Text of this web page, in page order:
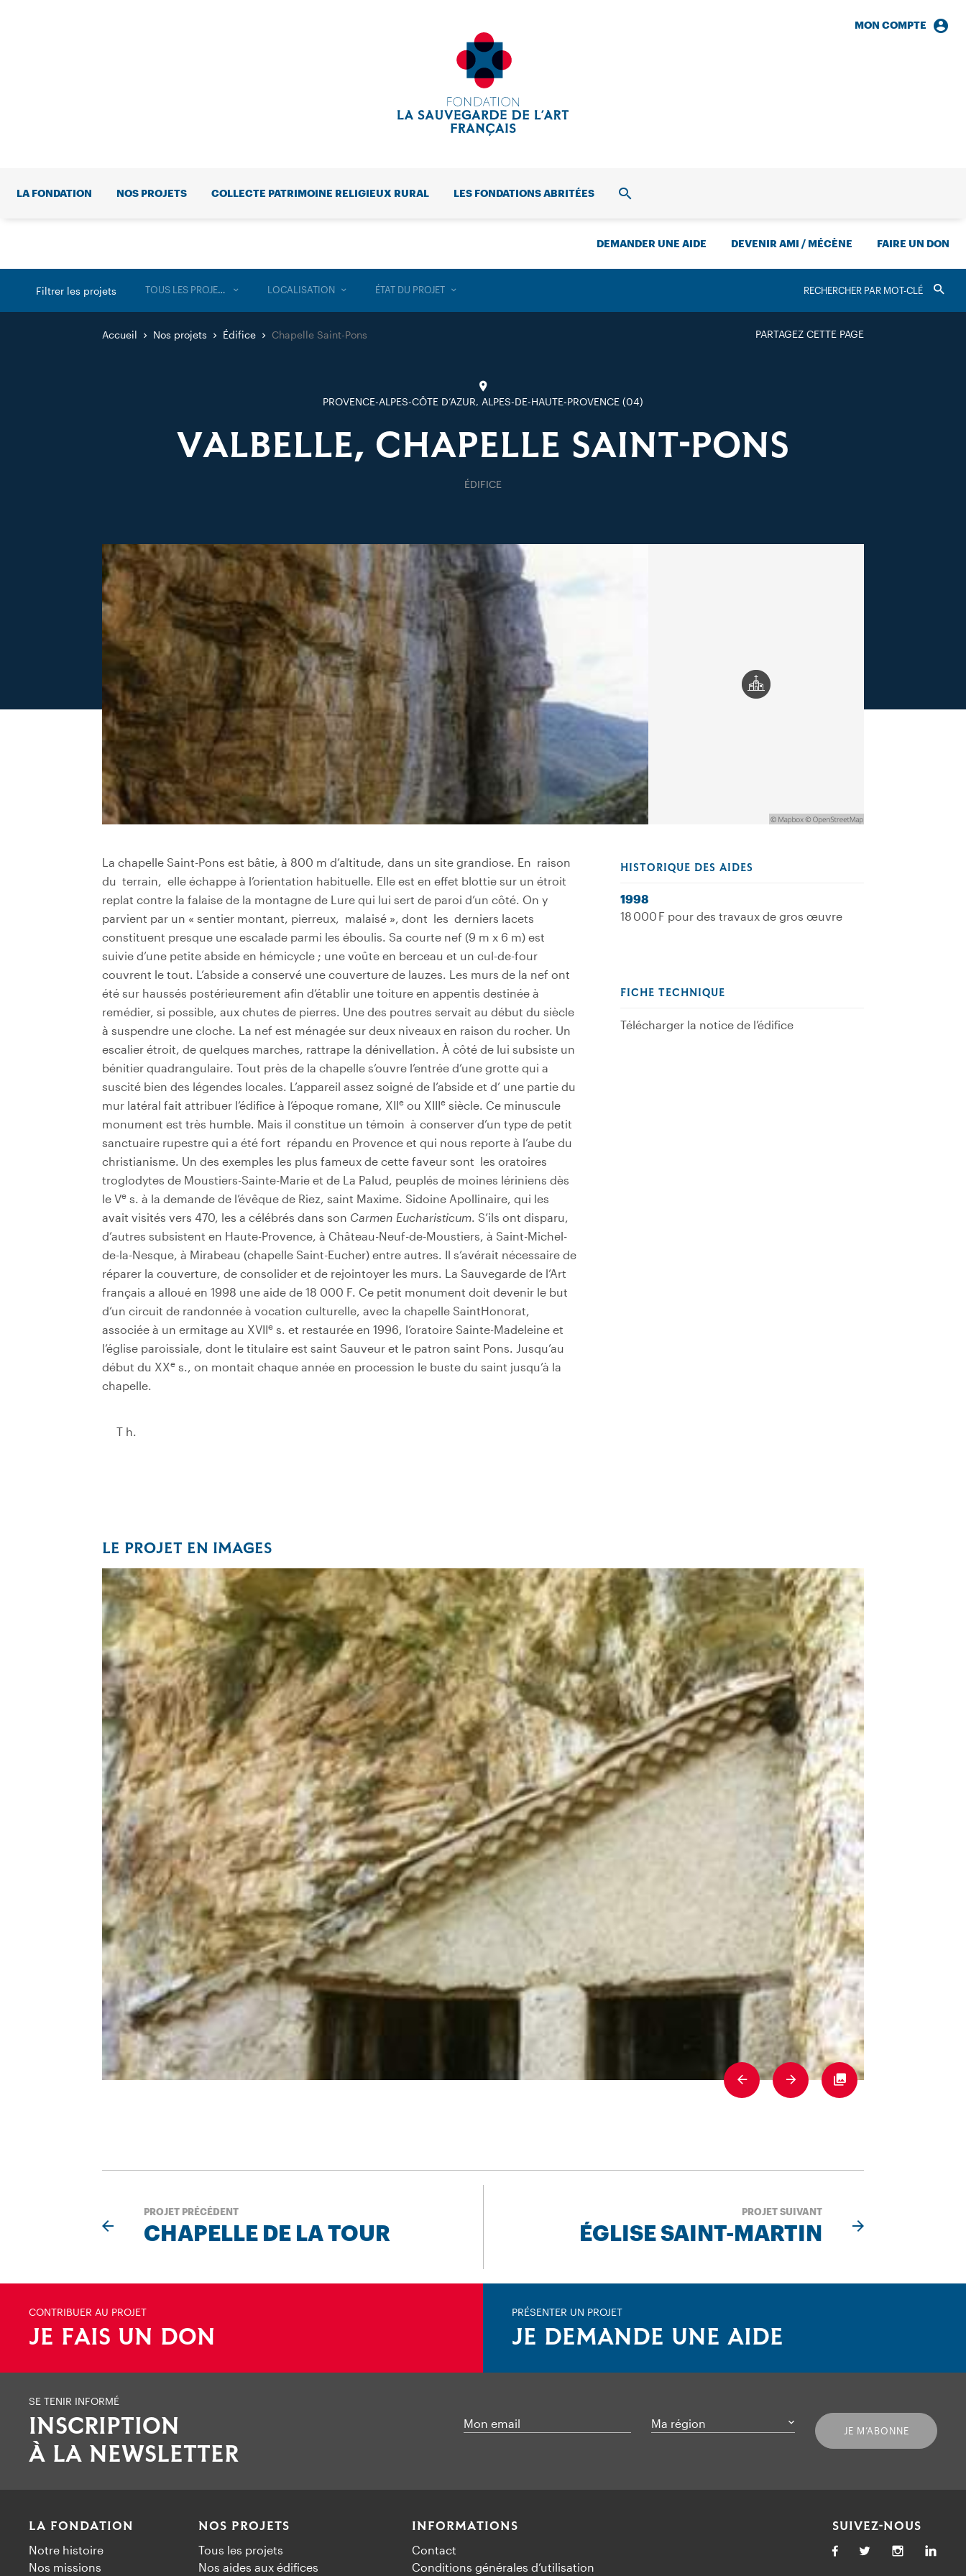
MON COMPTE
LA FONDATION NOS PROJETS COLLECTE PATRIMOINE RELIGIEUX RURAL LES FONDATIONS ABRITÉES RECHERCHE
DEMANDER UNE AIDE DEVENIR AMI / MÉCÈNE FAIRE UN DON
Filtrer les projets
Valider
TOUS LES PROJETS LOCALISATION ÉTAT DU PROJET
PARTAGEZ CETTE PAGE
Accueil Nos projets Édifice Chapelle Saint-Pons
PROVENCE-ALPES-CÔTE D’AZUR, ALPES-DE-HAUTE-PROVENCE (04)
VALBELLE, CHAPELLE SAINT-PONS
ÉDIFICE
La chapelle Saint-Pons est bâtie, à 800 m d’altitude, dans un site grandiose. En raison
du terrain, elle échappe à l’orientation habituelle. Elle est en effet blottie sur un étroit
replat contre la falaise de la montagne de Lure qui lui sert de paroi d’un côté. On y
parvient par un « sentier montant, pierreux, malaisé », dont les derniers lacets
constituent presque une escalade parmi les éboulis. Sa courte nef (9 m x 6 m) est
suivie d’une petite abside en hémicycle ; une voûte en berceau et un cul-de-four
couvrent le tout. L’abside a conservé une couverture de lauzes. Les murs de la nef ont
été sur haussés postérieurement afin d’établir une toiture en appentis destinée à
remédier, si possible, aux chutes de pierres. Une des poutres servait au début du siècle
à suspendre une cloche. La nef est ménagée sur deux niveaux en raison du rocher. Un
escalier étroit, de quelques marches, rattrape la dénivellation. À côté de lui subsiste un
bénitier quadrangulaire. Tout près de la chapelle s’ouvre l’entrée d’une grotte qui a
suscité bien des légendes locales. L’appareil assez soigné de l’abside et d’ une partie du
mur latéral fait attribuer l’édifice à l’époque romane, XIIe ou XIIIe siècle. Ce minuscule
monument est très humble. Mais il constitue un témoin à conserver d’un type de petit
sanctuaire rupestre qui a été fort répandu en Provence et qui nous reporte à l’aube du
christianisme. Un des exemples les plus fameux de cette faveur sont les oratoires
troglodytes de Moustiers-Sainte-Marie et de La Palud, peuplés de moines lériniens dès
le Ve s. à la demande de l’évêque de Riez, saint Maxime. Sidoine Apollinaire, qui les
avait visités vers 470, les a célébrés dans son Carmen Eucharisticum. S’ils ont disparu,
d’autres subsistent en Haute-Provence, à Château-Neuf-de-Moustiers, à Saint-Michel-
de-la-Nesque, à Mirabeau (chapelle Saint-Eucher) entre autres. Il s’avérait nécessaire de
réparer la couverture, de consolider et de rejointoyer les murs. La Sauvegarde de l’Art
français a alloué en 1998 une aide de 18 000 F. Ce petit monument doit devenir le but
d’un circuit de randonnée à vocation culturelle, avec la chapelle Saint­Honorat,
associée à un ermitage au XVIIe s. et restaurée en 1996, l’oratoire Sainte-Madeleine et
l’église paroissiale, dont le titulaire est saint Sauveur et le patron saint Pons. Jusqu’au
début du XXe s., on montait chaque année en procession le buste du saint jusqu’à la
chapelle.
T h.
HISTORIQUE DES AIDES
1998
18 000 F pour des travaux de gros œuvre
FICHE TECHNIQUE
Télécharger la notice de l’édifice
LE PROJET EN IMAGES
PreviousNext Fullscreen
PROJET PRÉCÉDENT
CHAPELLE DE LA TOUR
PROJET SUIVANT
ÉGLISE SAINT-MARTIN
CONTRIBUER AU PROJET
JE FAIS UN DON
PRÉSENTER UN PROJET
JE DEMANDE UNE AIDE
SE TENIR INFORMÉ
INSCRIPTION
À LA NEWSLETTER
Mon email Ma région
JE M’ABONNE
LA FONDATION
Notre histoire
Nos missions
NOS PROJETS
Tous les projets
Nos aides aux édifices
INFORMATIONS
Contact
Conditions générales d’utilisation
SUIVEZ-NOUS
Facebook
Twitter